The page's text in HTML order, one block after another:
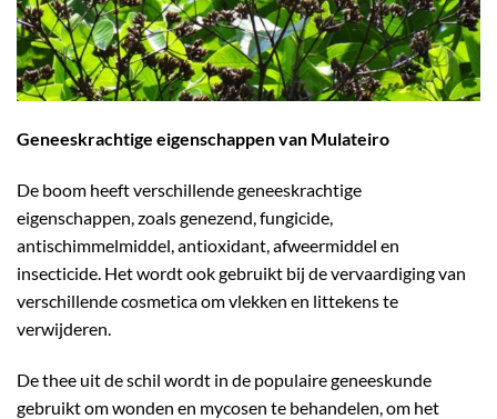
Geneeskrachtige eigenschappen van Mulateiro
De boom heeft verschillende geneeskrachtige
eigenschappen, zoals genezend, fungicide,
antischimmelmiddel, antioxidant, afweermiddel en
insecticide. Het wordt ook gebruikt bij de vervaardiging van
verschillende cosmetica om vlekken en littekens te
verwijderen.
De thee uit de schil wordt in de populaire geneeskunde
gebruikt om wonden en mycosen te behandelen, om het